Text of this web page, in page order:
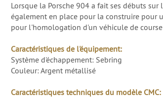
Lorsque la Porsche 904 a fait ses débuts
également en place pour la construire pour
pour l'homologation d'un véhicule de
Caractéristiques de l'équipement:
Système d'échappement: Sebring
Couleur: Argent métallisé
Caractéristiques techniques du modèle CMC: